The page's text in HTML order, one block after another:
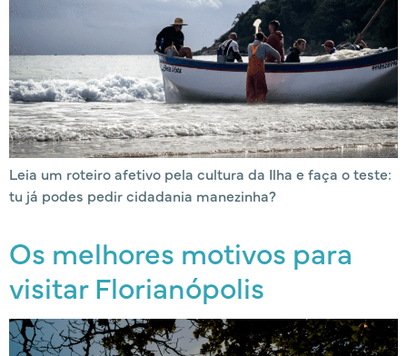
Leia um roteiro afetivo pela cultura da Ilha e faça o teste:
tu já podes pedir cidadania manezinha?
Os melhores motivos para
visitar Florianópolis